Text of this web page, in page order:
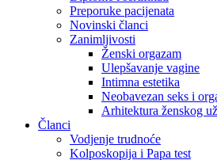
Preporuke pacijenata
Novinski članci
Zanimljivosti
Ženski orgazam
Ulepšavanje vagine
Intimna estetika
Neobavezan seks i
Arhitektura ženskog
Članci
Vodjenje trudnoće
Kolposkopija i Papa test